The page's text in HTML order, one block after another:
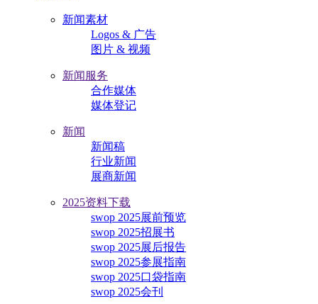
新闻素材
Logos & 广告
图片 & 视频
新闻服务
合作媒体
媒体登记
新闻
新闻稿
行业新闻
展商新闻
2025资料下载
swop 2025展前预览
swop 2025招展书
swop 2025展后报告
swop 2025参展指南
swop 2025口袋指南
swop 2025会刊